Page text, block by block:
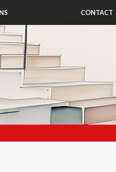
CONTACT